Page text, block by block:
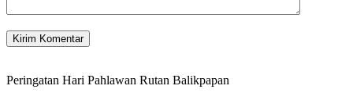
Peringatan Hari Pahlawan Rutan Balikpapan